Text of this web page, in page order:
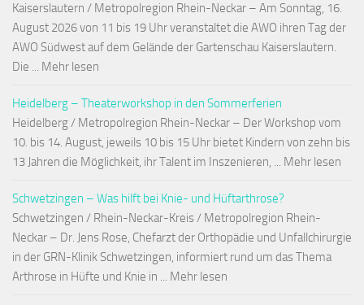
Kaiserslautern / Metropolregion Rhein-Neckar – Am Sonntag, 16.
August 2026 von 11 bis 19 Uhr veranstaltet die AWO ihren Tag der
AWO Südwest auf dem Gelände der Gartenschau Kaiserslautern.
Die ... Mehr lesen
Heidelberg – Theaterworkshop in den Sommerferien
Heidelberg / Metropolregion Rhein-Neckar – Der Workshop vom
10. bis 14. August, jeweils 10 bis 15 Uhr bietet Kindern von zehn bis
13 Jahren die Möglichkeit, ihr Talent im Inszenieren, ... Mehr lesen
Schwetzingen – Was hilft bei Knie- und Hüftarthrose?
Schwetzingen / Rhein-Neckar-Kreis / Metropolregion Rhein-
Neckar – Dr. Jens Rose, Chefarzt der Orthopädie und Unfallchirurgie
in der GRN-Klinik Schwetzingen, informiert rund um das Thema
Arthrose in Hüfte und Knie in ... Mehr lesen